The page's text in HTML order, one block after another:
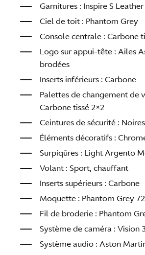
Garnitures : Inspire S
Ciel de toit : Phantom Grey
Console centrale : Carbone
Logo sur appui-tête : Ailes
brodées
Inserts inférieurs : Carbone
Palettes de changement de
Carbone tissé 2×2
Ceintures de sécurité : Noires
Éléments décoratifs :
Surpiqûres : Light Argento
Volant : Sport, chauffant
Inserts supérieurs : Carbone
Moquette : Phantom Grey
Fil de broderie : Phantom
Système de caméra : Vision
Système audio : Aston